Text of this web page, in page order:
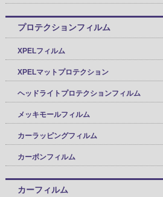
プロテクションフィルム
XPELフィルム
XPELマットプロテクション
ヘッドライトプロテクションフィルム
メッキモールフィルム
カーラッピングフィルム
カーボンフィルム
カーフィルム